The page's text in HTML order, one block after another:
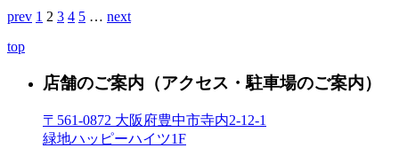
prev 1 2 3 4 5 … next
top
店舗のご案内 （アクセス・駐車場のご案内）
〒561-0872 大阪府豊中市寺内2-12-1
緑地ハッピーハイツ1F